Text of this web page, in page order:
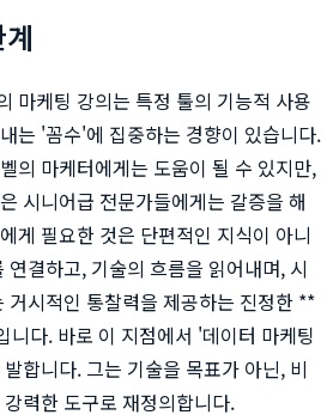
마케팅 강의는 특정 툴의 기능적 사용
는 '꼼수'에 집중하는 경향이 있습니다.
의 마케터에게는 도움이 될 수 있지만,
시니어급 전문가들에게는 갈증을 해
게 필요한 것은 단편적인 지식이 아니
결하고, 기술의 흐름을 읽어내며, 시
거시적인 통찰력을 제공하는 진정한 **
니다. 바로 이 지점에서 '데이터 마케팅
합니다. 그는 기술을 목표가 아닌, 비
력한 도구로 재정의합니다.